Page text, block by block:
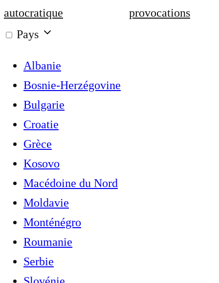
autocratique
provocations
Pays
Albanie
Bosnie-Herzégovine
Bulgarie
Croatie
Grèce
Kosovo
Macédoine du Nord
Moldavie
Monténégro
Roumanie
Serbie